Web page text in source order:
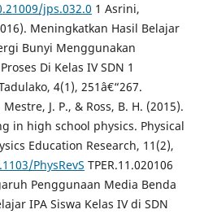
jps.032.0 1 Asrini,
Meningkatkan Hasil Belajar
Bunyi Menggunakan
Di Kelas IV SDN 1
4(1), 251â€“267.
J. P., & Ross, B. H. (2015).
in high school physics. Physical
Education Research, 11(2),
PhysRevS TPER.11.020106
Penggunaan Media Benda
IPA Siswa Kelas IV di SDN